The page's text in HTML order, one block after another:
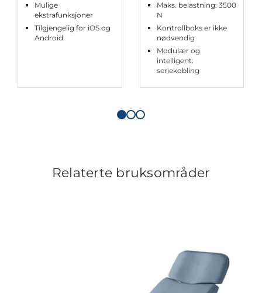
Mulige
ekstrafunksjoner
Tilgjengelig for iOS og
Android
Maks. belastning: 3500
N
Kontrollboks er ikke
nødvendig
Modulær og
intelligent:
seriekobling
Relaterte bruksområder